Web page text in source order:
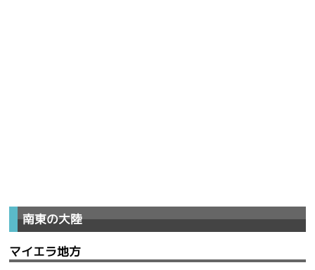
南東の大陸
マイエラ地方